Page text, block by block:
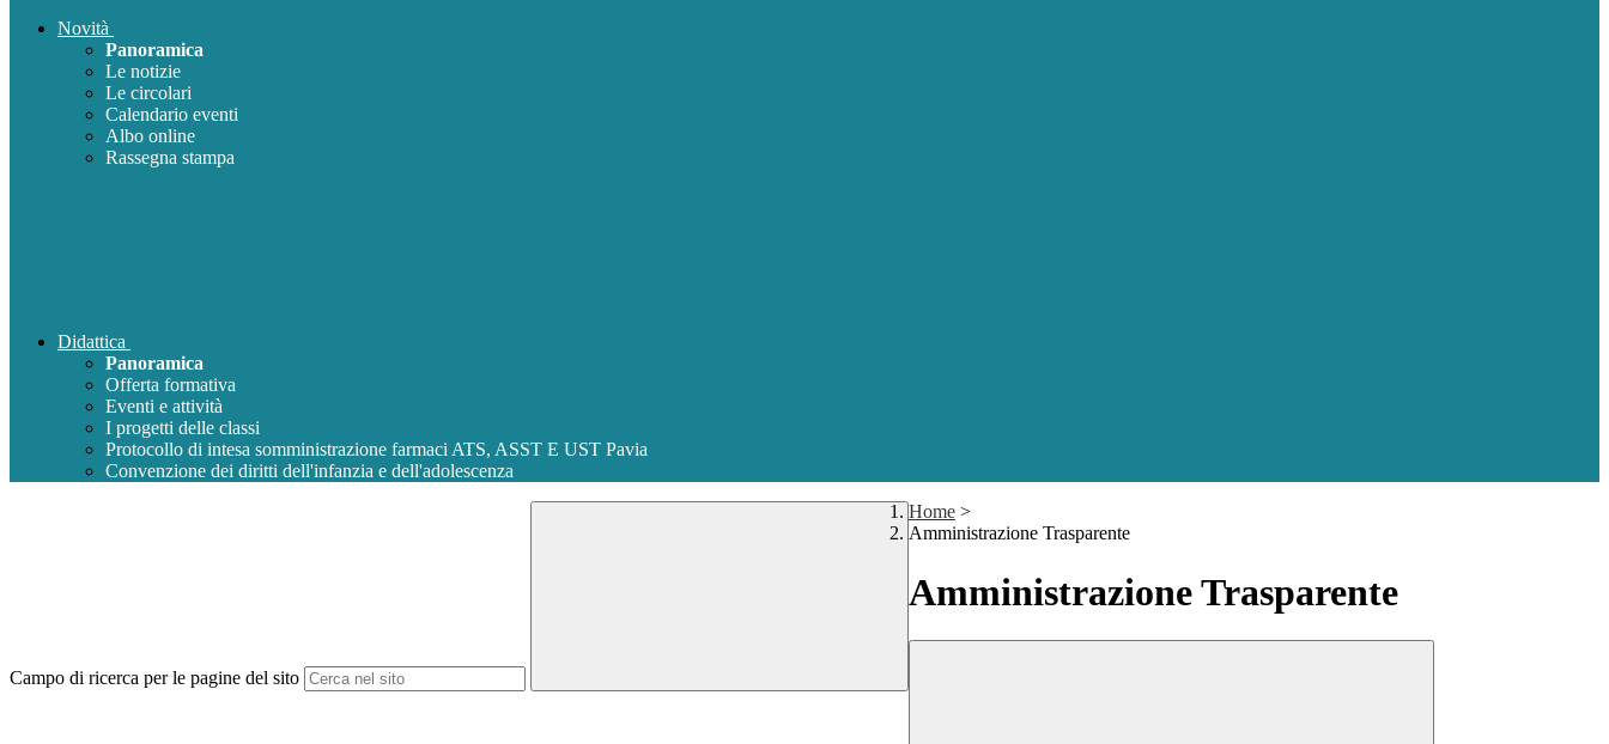
Novità
Panoramica
Le notizie
Le circolari
Calendario eventi
Albo online
Rassegna stampa
Didattica
Panoramica
Offerta formativa
Eventi e attività
I progetti delle classi
Protocollo di intesa somministrazione farmaci ATS, ASST E UST Pavia
Convenzione dei diritti dell'infanzia e dell'adolescenza
Campo di ricerca per le pagine del sito
Home >
Amministrazione Trasparente
Amministrazione Trasparente